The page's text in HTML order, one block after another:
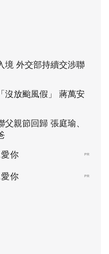
境 外交部持續交涉聯
沒放颱風假」 蔣萬安
親節回歸 張庭瑜、
你 PR
你 PR